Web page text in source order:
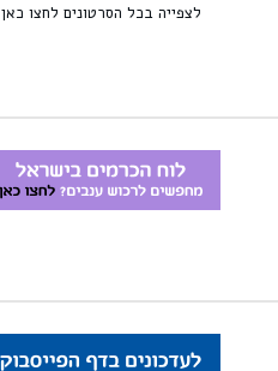
לצפייה בכל הסרטונים לחצו כאן